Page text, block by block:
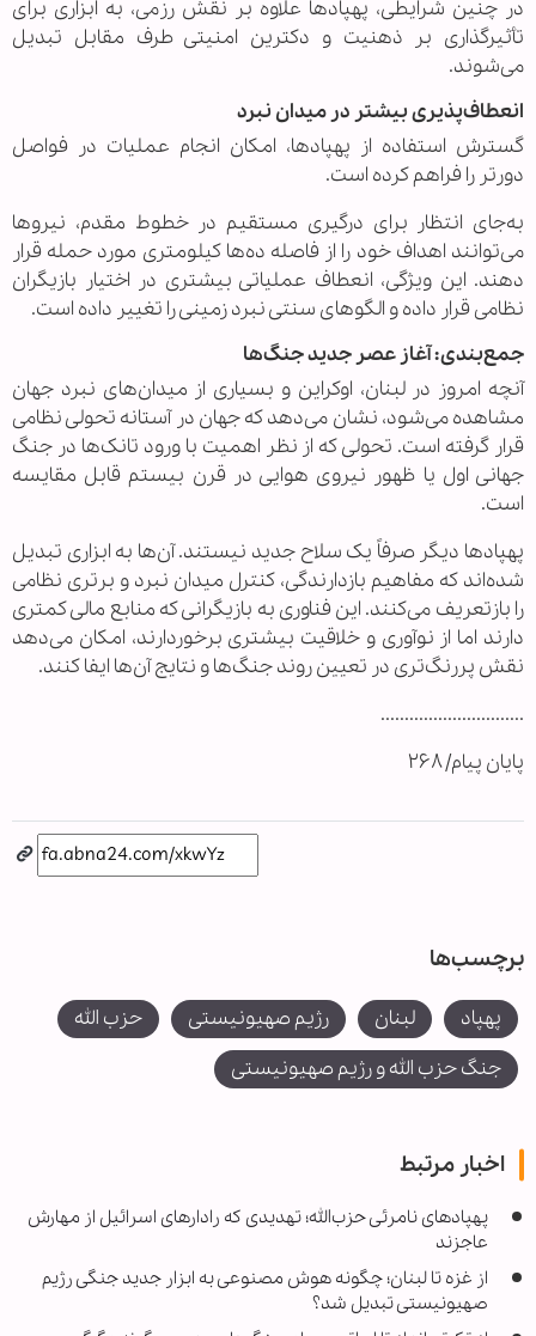
در چنین شرایطی، پهپادها علاوه بر نقش رزمی، به ابزاری برای
تأثیرگذاری بر ذهنیت و دکترین امنیتی طرف مقابل تبدیل
می‌شوند.
انعطاف‌پذیری بیشتر در میدان نبرد
گسترش استفاده از پهپادها، امکان انجام عملیات در فواصل
دورتر را فراهم کرده است.
به‌جای انتظار برای درگیری مستقیم در خطوط مقدم، نیروها
می‌توانند اهداف خود را از فاصله ده‌ها کیلومتری مورد حمله قرار
دهند. این ویژگی، انعطاف عملیاتی بیشتری در اختیار بازیگران
نظامی قرار داده و الگوهای سنتی نبرد زمینی را تغییر داده است.
جمع‌بندی: آغاز عصر جدید جنگ‌ها
آنچه امروز در لبنان، اوکراین و بسیاری از میدان‌های نبرد جهان
مشاهده می‌شود، نشان می‌دهد که جهان در آستانه تحولی نظامی
قرار گرفته است. تحولی که از نظر اهمیت با ورود تانک‌ها در جنگ
جهانی اول یا ظهور نیروی هوایی در قرن بیستم قابل مقایسه
است.
پهپادها دیگر صرفاً یک سلاح جدید نیستند. آن‌ها به ابزاری تبدیل
شده‌اند که مفاهیم بازدارندگی، کنترل میدان نبرد و برتری نظامی
را بازتعریف می‌کنند. این فناوری به بازیگرانی که منابع مالی کمتری
دارند اما از نوآوری و خلاقیت بیشتری برخوردارند، امکان می‌دهد
نقش پررنگ‌تری در تعیین روند جنگ‌ها و نتایج آن‌ها ایفا کنند.
..............................
پایان پیام/ ۲۶۸
برچسب‌ها
پهپاد لبنان رژیم صهیونیستی
حزب الله
جنگ حزب الله و رژیم صهیونیستی
اخبار مرتبط
پهپادهای نامرئی حزب‌الله؛ تهدیدی که رادارهای اسرائیل از مهارش
عاجزند
از غزه تا لبنان؛ چگونه هوش مصنوعی به ابزار جدید جنگی رژیم
صهیونیستی تبدیل شد؟